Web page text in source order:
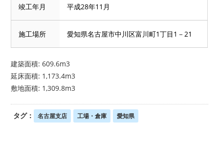
竣工年月 平成28年11月
施工場所 愛知県名古屋市中川区富川町1丁目1－21
建築面積: 609.6m3
延床面積: 1,173.4m3
敷地面積: 1,309.8m3
タグ： 名古屋支店 工場・倉庫 愛知県